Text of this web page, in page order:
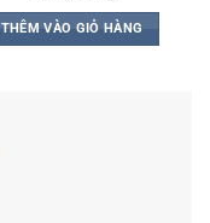
THÊM VÀO GIỎ HÀNG